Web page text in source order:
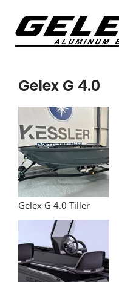
Gelex G 4.0
Gelex G 4.0 Tiller